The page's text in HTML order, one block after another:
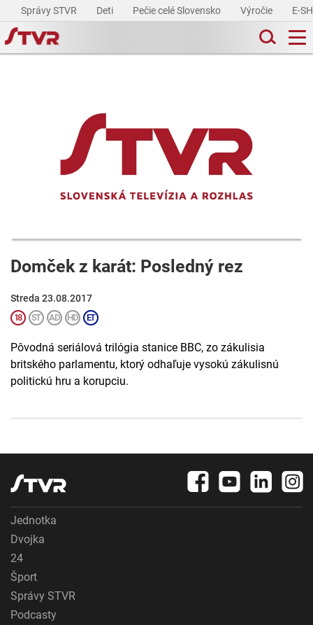
Správy STVR Deti Pečie celé Slovensko Výročie E-
Domček z karát: Posledný rez
Streda 23.08.2017
Pôvodná seriálová trilógia stanice BBC, zo zákulisia
britského parlamentu, ktorý odhaľuje vysokú zákulisnú
politickú hru a korupciu.
Jednotka
Dvojka
24
Šport
Správy STVR
Podcasty